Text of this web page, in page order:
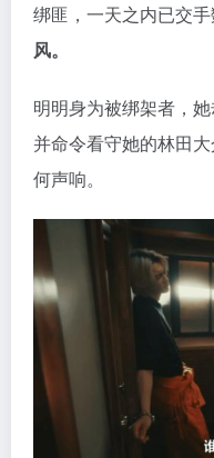
绑匪，一天之内已交
风。
明明身为被绑架者，
并命令看守她的林田
何声响。